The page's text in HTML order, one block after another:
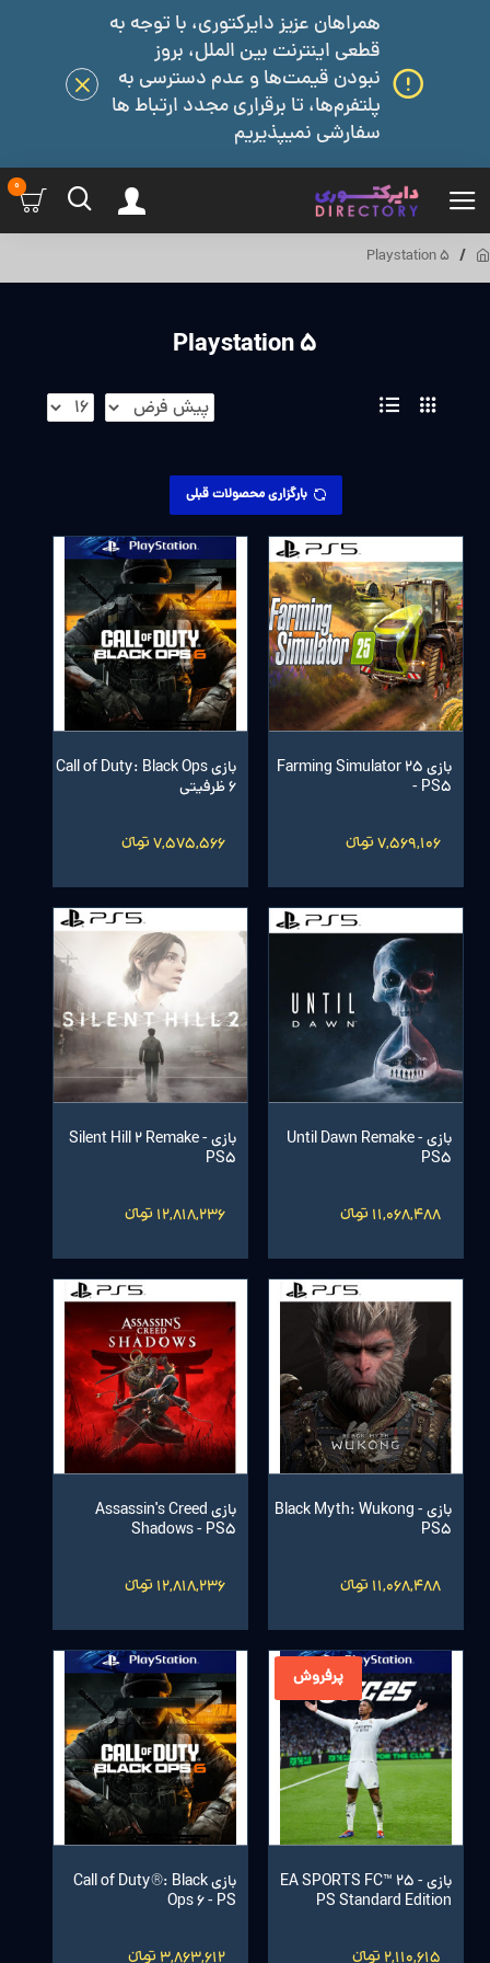
همراهان عزیز دایرکتوری، با توجه به
قطعی اینترنت بین الملل، بروز
نبودن قیمت‌ها و عدم دسترسی به
پلتفرم‌ها، تا برقراری مجدد ارتباط ها
سفارشی نمیپذیریم
0
Playstation 5
Playstation 5
بارگزاری محصولات قبلی
بازی Farming Simulator 25
- PS5
7,569,106 تومانءءء
بازی Call of Duty: Black Ops
6 ظرفیتی
7,575,566 تومانءءء
بازی Until Dawn Remake -
PS5
11,068,488 تومانءءء
بازی Silent Hill 2 Remake -
PS5
12,818,236 تومانءءء
بازی Black Myth: Wukong -
PS5
11,068,488 تومانءءء
بازی Assassin's Creed
Shadows - PS5
12,818,236 تومانءءء
پرفروش
بازی EA SPORTS FC™ 25 -
PS Standard Edition
بازی Call of Duty®: Black
Ops 6 - PS